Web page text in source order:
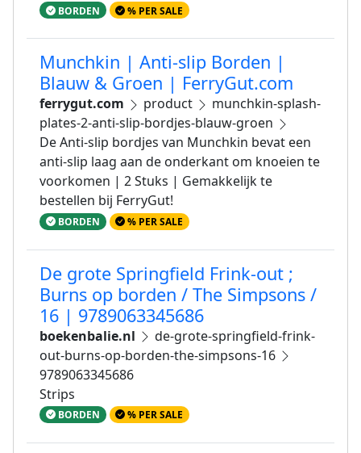
BORDEN % PER SALE
Munchkin | Anti-slip Borden |
Blauw & Groen | FerryGut.com
ferrygut.com product
munchkin-splash-
plates-2-anti-slip-bordjes-blauw-groen
De Anti-slip bordjes van Munchkin bevat een
anti-slip laag aan de onderkant om knoeien te
voorkomen | 2 Stuks | Gemakkelijk te
bestellen bij FerryGut!
BORDEN % PER SALE
De grote Springfield Frink-out ;
Burns op borden / The Simpsons /
16 | 9789063345686
boekenbalie.nl
de-grote-springfield-frink-
out-burns-op-borden-the-simpsons-16
9789063345686
Strips
BORDEN % PER SALE